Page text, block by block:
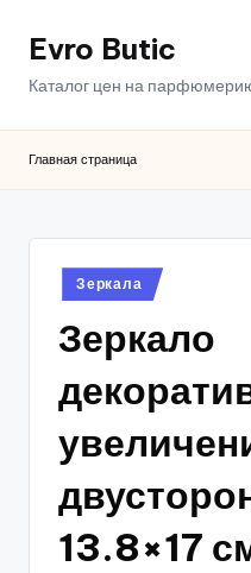
ПерейтиEvro Butic
Каталог цен на
Главная страница
Опубликовано
в
Зеркала
Зеркало
13.8×17